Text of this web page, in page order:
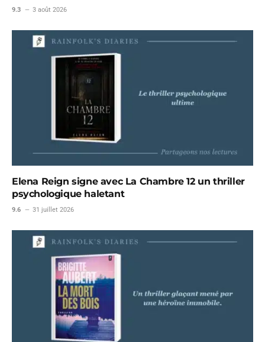
9.3 3 août 2026
Elena Reign signe avec La Chambre 12 un thriller
psychologique haletant
9.6 31 juillet 2026